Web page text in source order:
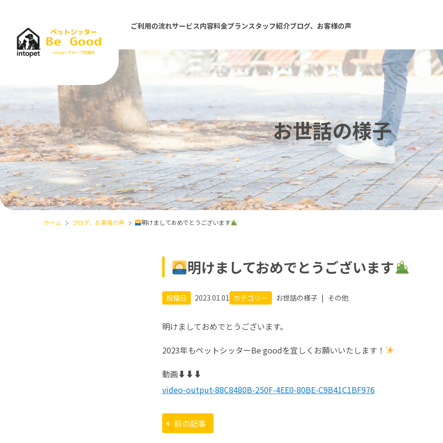
ご利用の流れサービス内容料金プランスタッフ紹介ブログ、お客様の声
お世話の様子
ホーム ブログ、お客様の声 明けましておめでとうございます
明けましておめでとうございます
投稿日 2023.01.01 カテゴリー お世話の様子 | その他
明けましておめでとうございます。
2023年もペットシッターBe goodを宜しくお願いいたします！
動画⬇︎⬇︎⬇︎
video-output-88C8480B-250F-4EE0-80BE-C9B41C1BF976
前の記事